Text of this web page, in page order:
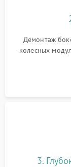
Демонтаж
колесных
очистка
3.